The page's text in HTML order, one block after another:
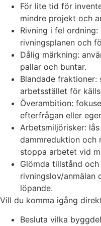
För lite tid för
mindre projekt och
Rivning i fel
rivningsplanen och
Dålig märkning:
pallar och buntar.
Blandade
arbetsstället för
Överambition:
efterfrågan eller
Arbetsmiljörisker:
dammreduktion och
stoppa arbetet vid
Glömda tillstånd
rivningslov/anmälan
löpande.
Vill du komma igång
Besluta vilka